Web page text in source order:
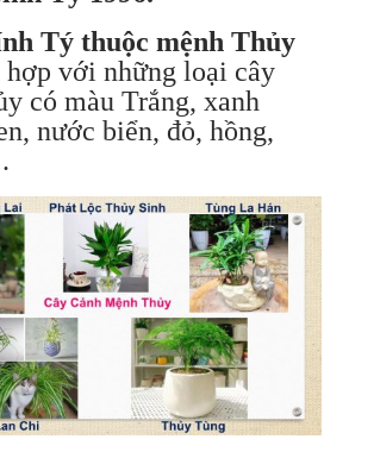
Tý thuộc mệnh Thủy
hợp với những loại cây
có màu Trắng, xanh
nước biển, đỏ, hồng,